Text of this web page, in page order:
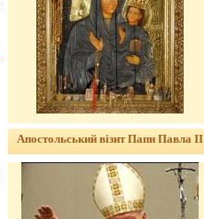
Апостольський візит Папи Павла ІІ